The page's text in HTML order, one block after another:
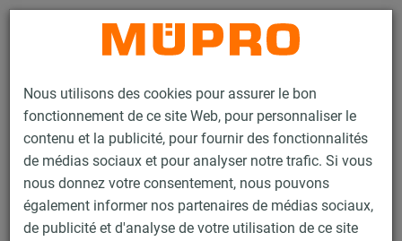
Nous utilisons des cookies pour assurer le bon
fonctionnement de ce site Web, pour personnaliser le
contenu et la publicité, pour fournir des fonctionnalités
de médias sociaux et pour analyser notre trafic. Si vous
nous donnez votre consentement, nous pouvons
également informer nos partenaires de médias sociaux,
de publicité et d'analyse de votre utilisation de ce site
Contact
Produits Technique de fixation
Fixation de gaines
Rails d'installation pour la fixation de gaines
Rails d’installation MPC (plage de charge légère à moyenne)